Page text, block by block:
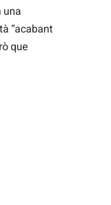
una
“acabant
que